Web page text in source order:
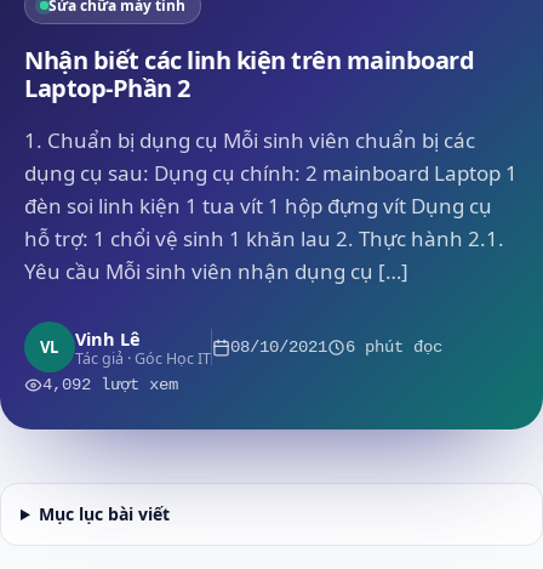
Sửa chữa máy tính
Nhận biết các linh kiện trên mainboard
Laptop-Phần 2
1. Chuẩn bị dụng cụ Mỗi sinh viên chuẩn bị các
dụng cụ sau: Dụng cụ chính: 2 mainboard Laptop 1
đèn soi linh kiện 1 tua vít 1 hộp đựng vít Dụng cụ
hỗ trợ: 1 chổi vệ sinh 1 khăn lau 2. Thực hành 2.1.
Yêu cầu Mỗi sinh viên nhận dụng cụ […]
VL Vinh Lê
Tác giả · Góc Học IT
08/10/2021 6 phút đọc
4,092 lượt xem
Mục lục bài viết